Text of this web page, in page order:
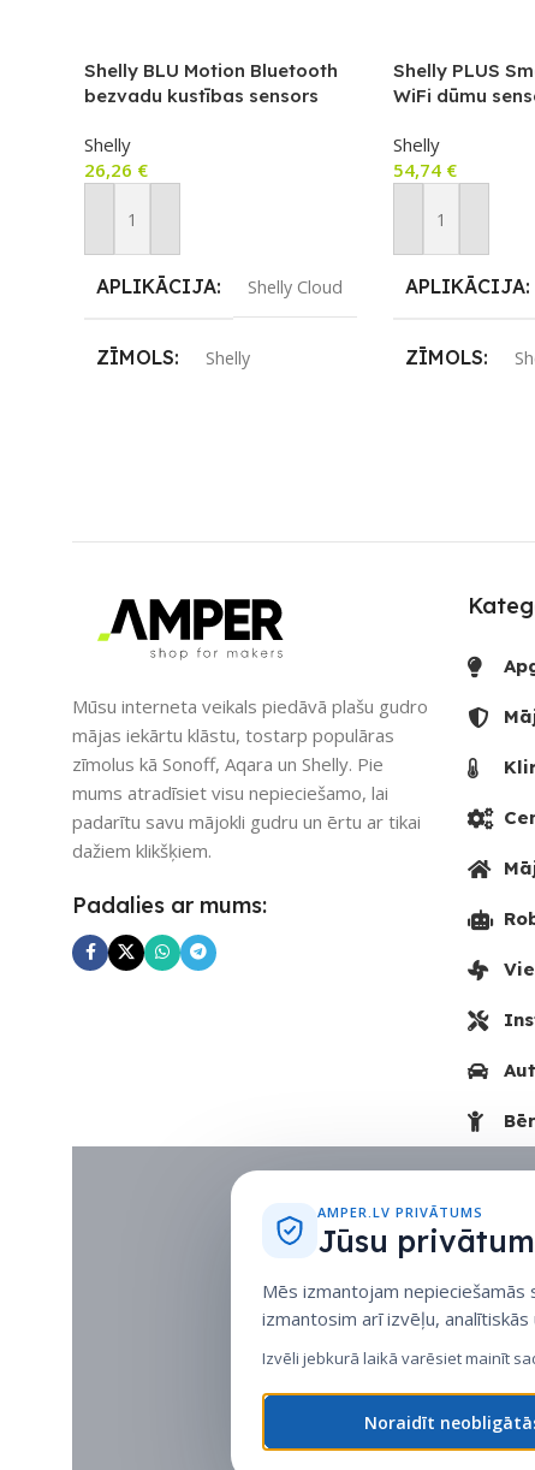
Shelly BLU Motion Bluetooth
bezvadu kustības sensors
Shelly
26,26 €
Pievienot Grozam
APLIKĀCIJA Shelly Cloud
ZĪMOLS Shelly
SKAITS
Shelly PLUS
WiFi dūmu
Shelly
54,74 €
Pievienot Grozam
APLIKĀCIJA
ZĪMOLS
SKAITS
Mūsu interneta veikals piedāvā plašu gudro
mājas iekārtu klāstu, tostarp populāras
zīmolus kā Sonoff, Aqara un Shelly. Pie
mums atradīsiet visu nepieciešamo, lai
padarītu savu mājokli gudru un ērtu ar tikai
dažiem klikšķiem.
Padalies ar mums:
AMPER.LV PRIVĀTUMS
Jūsu
Mēs izmantojam nepieciešamās
izmantosim arī izvēļu,
Izvēli jebkurā laikā varēsiet mainīt
Noraidīt